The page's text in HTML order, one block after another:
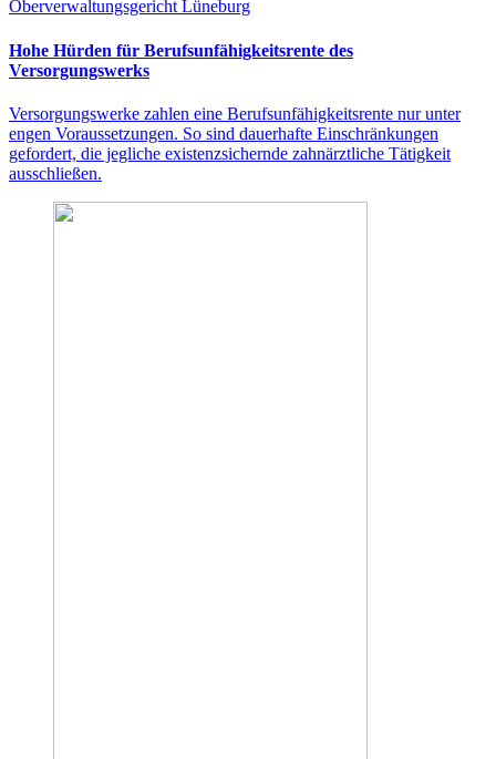
Oberverwaltungsgericht Lüneburg
Hohe Hürden für Berufsunfähigkeitsrente des
Versorgungswerks
Versorgungswerke zahlen eine Berufsunfähigkeitsrente nur unter
engen Voraussetzungen. So sind dauerhafte Einschränkungen
gefordert, die jegliche existenzsichernde zahnärztliche Tätigkeit
ausschließen.